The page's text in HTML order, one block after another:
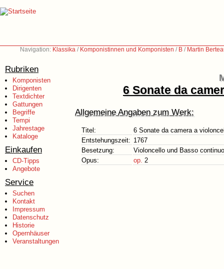
Navigation: Klassika / Komponistinnen und Komponisten / B / Martin
Rubriken
Komponisten
Dirigenten
Textdichter
Gattungen
Begriffe
Tempi
Jahrestage
Kataloge
Einkaufen
CD-Tipps
Angebote
Service
Suchen
Kontakt
Impressum
Datenschutz
Historie
Opernhäuser
Veranstaltungen
6 Sonate da
Allgemeine Angaben zum Werk:
Titel:
6 Sonate da camera a
Entstehungszeit: 1767
Besetzung:
Violoncello und Basso continuo
Opus:
op. 2